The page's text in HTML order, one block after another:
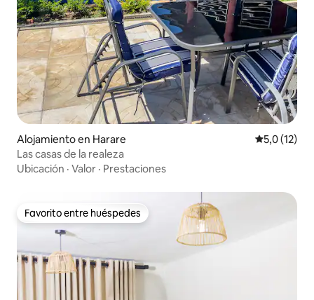
Alojamiento en Harare Calificación
5,0 (12)
Las casas de la realeza
Ubicación · Valor · Prestaciones
Favorito entre huéspedes
Favorito entre huéspedes